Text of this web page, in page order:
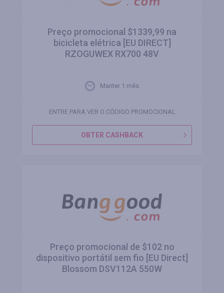
Preço promocional $1339,99 na
bicicleta elétrica [EU DIRECT]
RZOGUWEX RX700 48V
Manter 1 mês
ENTRE PARA VER O CÓDIGO PROMOCIONAL
OBTER CASHBACK
Preço promocional de $102 no
dispositivo portátil sem fio [EU Direct]
Blossom DSV112A 550W